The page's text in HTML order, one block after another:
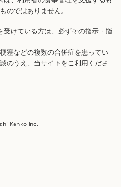
のではありません。
受けている方は、必ずその指示・指
塞などの複数の合併症を患ってい
のうえ、当サイトをご利用くださ
Kenko Inc.